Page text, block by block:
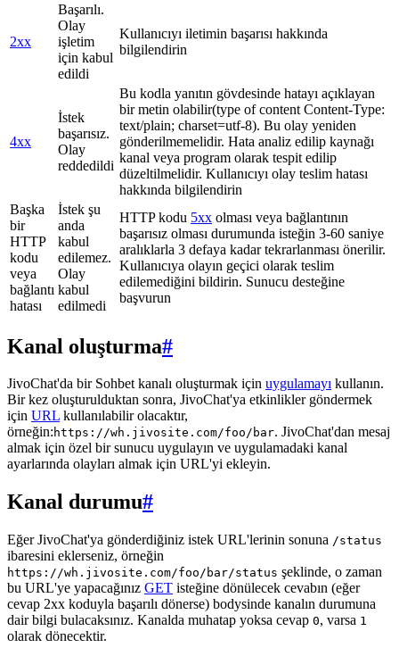
2xx
Başarılı.
Olay
işletim
için kabul
edildi
Kullanıcıyı iletimin başarısı hakkında
bilgilendirin
4xx
İstek
başarısız.
Olay
reddedildi
Bu kodla yanıtın gövdesinde hatayı açıklayan
bir metin olabilir(type of content Content-Type:
text/plain; charset=utf-8). Bu olay yeniden
gönderilmemelidir. Hata analiz edilip kaynağı
kanal veya program olarak tespit edilip
düzeltilmelidir. Kullanıcıyı olay teslim hatası
hakkında bilgilendirin
Başka
bir
HTTP
kodu
veya
bağlantı
hatası
İstek şu
anda
kabul
edilemez.
Olay
kabul
edilmedi
HTTP kodu 5xx olması veya bağlantının
başarısız olması durumunda isteğin 3-60 saniye
aralıklarla 3 defaya kadar tekrarlanması önerilir.
Kullanıcıya olayın geçici olarak teslim
edilemediğini bildirin. Sunucu desteğine
başvurun
Kanal oluşturma#
JivoChat'da bir Sohbet kanalı oluşturmak için uygulamayı kullanın.
Bir kez oluşturulduktan sonra, JivoChat'ya etkinlikler göndermek
için URL kullanılabilir olacaktır,
örneğin: https://wh.jivosite.com/foo/bar. JivoChat'dan mesaj
almak için özel bir sunucu uygulayın ve uygulamadaki kanal
ayarlarında olayları almak için URL'yi ekleyin.
Kanal durumu#
Eğer JivoChat'ya gönderdiğiniz istek URL'lerinin sonuna /status
ibaresini eklerseniz, örneğin
https://wh.jivosite.com/foo/bar/status şeklinde, o zaman
bu URL'ye yapacağınız GET isteğine dönülecek cevabın (eğer
cevap 2xx koduyla başarılı dönerse) bodysinde kanalın durumuna
dair bilgi bulacaksınız. Kanalda muhatap yoksa cevap 0, varsa 1
olarak dönecektir.